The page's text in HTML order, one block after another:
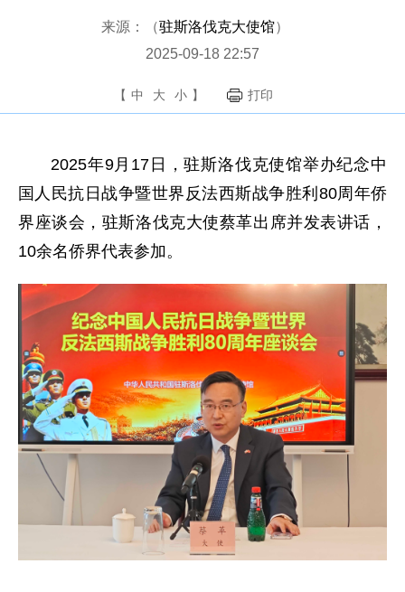
来源：（驻斯洛伐克大使馆）
2025-09-18 22:57
【 中 大 小 】 打印
2025年9月17日，驻斯洛伐克使馆举办纪念中
国人民抗日战争暨世界反法西斯战争胜利80周年侨
界座谈会，驻斯洛伐克大使蔡革出席并发表讲话，
10余名侨界代表参加。